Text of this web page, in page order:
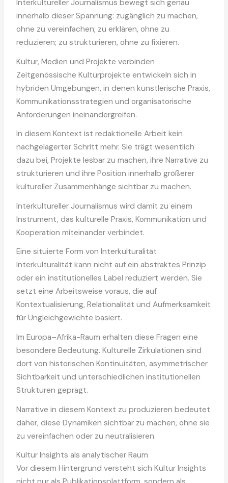
Interkultureller Journalismus bewegt sich genau
innerhalb dieser Spannung: zugänglich zu machen,
ohne zu vereinfachen; zu erklären, ohne zu
reduzieren; zu strukturieren, ohne zu fixieren.
Kultur, Medien und Projekte verbinden
Zeitgenössische Kulturprojekte entwickeln sich in
hybriden Umgebungen, in denen künstlerische Praxis,
Kommunikationsstrategien und organisatorische
Anforderungen ineinandergreifen.
In diesem Kontext ist redaktionelle Arbeit kein
nachgelagerter Schritt mehr. Sie trägt wesentlich
dazu bei, Projekte lesbar zu machen, ihre Narrative zu
strukturieren und ihre Position innerhalb größerer
kultureller Zusammenhänge sichtbar zu machen.
Interkultureller Journalismus wird damit zu einem
Instrument, das kulturelle Praxis, Kommunikation und
Kooperation miteinander verbindet.
Eine situierte Form von Interkulturalität
Interkulturalität kann nicht auf ein abstraktes Prinzip
oder ein institutionelles Label reduziert werden. Sie
setzt eine Arbeitsweise voraus, die auf
Kontextualisierung, Relationalität und Aufmerksamkeit
für Ungleichgewichte basiert.
Im Europa–Afrika-Raum erhalten diese Fragen eine
besondere Bedeutung. Kulturelle Zirkulationen sind
dort von historischen Kontinuitäten, asymmetrischer
Sichtbarkeit und unterschiedlichen institutionellen
Strukturen geprägt.
Narrative in diesem Kontext zu produzieren bedeutet
daher, diese Dynamiken sichtbar zu machen, ohne sie
zu vereinfachen oder zu neutralisieren.
Kultur Insights als analytischer Raum
Vor diesem Hintergrund versteht sich Kultur Insights